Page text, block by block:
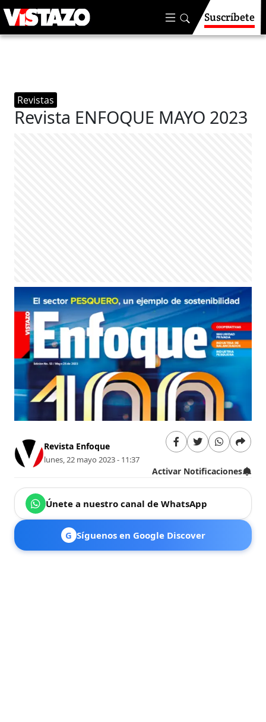
Suscríbete
Revistas
Revista ENFOQUE MAYO 2023
Revista Enfoque
lunes, 22 mayo 2023 - 11:37
Activar Notificaciones
Únete a nuestro canal de WhatsApp
G Síguenos en Google Discover